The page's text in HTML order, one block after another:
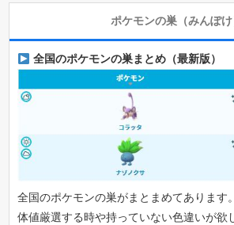
ポケモンの巣（みんぽけ
全国のポケモンの巣まとめ（最新版）
全国のポケモンの巣がまとまめてあります
体値厳選する時や持っていない色違いが欲